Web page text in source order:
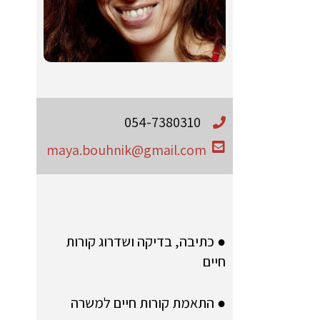
054-7380310
maya.bouhnik@gmail.com
● כתיבה, בדיקה ושדרוג קורות
חיים
● התאמת קורות חיים למשרה